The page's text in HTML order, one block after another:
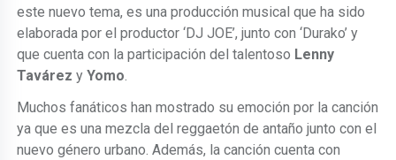
este nuevo tema, es una producción musical que ha sido
elaborada por el productor ‘DJ JOE’, junto con ‘Durako’ y
que cuenta con la participación del talentoso Lenny
Tavárez yYomo
Muchos fanáticos han mostrado su emoción por la canción
ya que es una mezcla del reggaetón de antaño junto con el
nuevo género urbano. Además, la canción cuenta con